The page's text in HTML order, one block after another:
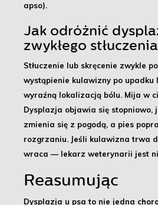
apso).
Jak odróżnić
zwykłego
Stłuczenie lub skręcenie zwykle
wystąpienie kulawizny po upadku
wyraźną lokalizacją bólu. Mija w
Dysplazja objawia się stopniowo,
zmienia się z pogodą, a pies
rozgrzaniu. Jeśli kulawizna trwa
wraca — lekarz weterynarii jest
Reasumując
Dysplazja u psa to nie jedna